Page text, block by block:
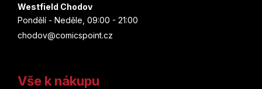
Westfield Chodov
Pondělí - Neděle, 09:00 - 21:00
chodov@comicspoint.cz
Vše k nákupu